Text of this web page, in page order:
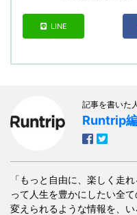
LINE
記事を書いた人
Runtrip
「もっと自由に、楽しく走
って人生を豊かにしたい全
変えられるような情報を、